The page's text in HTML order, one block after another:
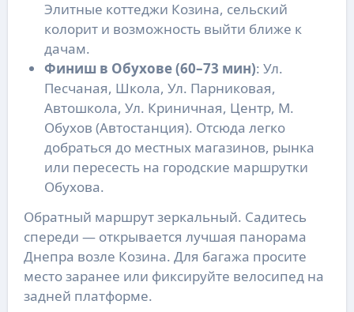
Элитные коттеджи Козина, сельский
колорит и возможность выйти ближе к
дачам.
Финиш в Обухове (60–73 мин): Ул.
Песчаная, Школа, Ул. Парниковая,
Автошкола, Ул. Криничная, Центр, М.
Обухов (Автостанция). Отсюда легко
добраться до местных магазинов, рынка
или пересесть на городские маршрутки
Обухова.
Обратный маршрут зеркальный. Садитесь
спереди — открывается лучшая панорама
Днепра возле Козина. Для багажа просите
место заранее или фиксируйте велосипед на
задней платформе.